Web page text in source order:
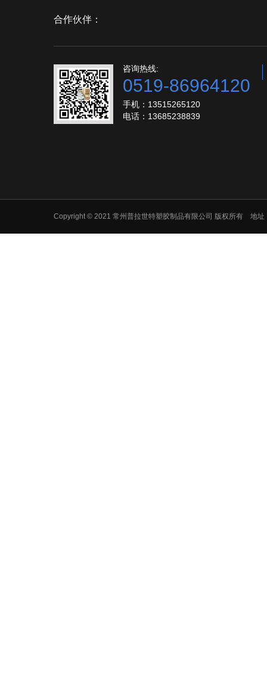
合作伙伴：
咨询热线:
0519-86964120
手机：13515265120
电话：13685238839
Copyright © 2021 常州普拉世特塑胶制品有限公司 版权所有 地